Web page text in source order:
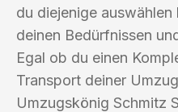
du diejenige
deinen Bedürfnissen
Egal ob du einen
Transport deiner
Umzugskönig Schmitz